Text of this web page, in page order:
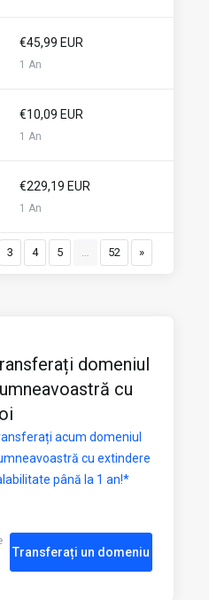
€45,99 EUR
1 An
€10,09 EUR
1 An
€229,19 EUR
1 An
3 4 5 … 52 »
domeniul
cu
acum domeniul
cu extindere
până la 1 an!*
Transferați un domeniu